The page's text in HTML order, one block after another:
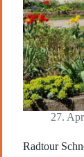
27.
Radtour